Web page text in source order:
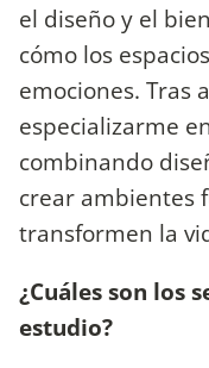
el diseño y el
cómo los
emociones. Tras
especializarme
combinando
crear ambientes
transformen la
¿Cuáles son los
estudio?